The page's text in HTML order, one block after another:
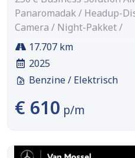
Panaromadak / Headup-
Camera / Night-Pakket /
17.707 km
2025
Benzine / Elektrisch
€ 610 p/m